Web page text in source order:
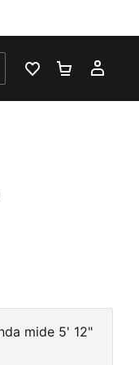
LISTA DE
mide 5' 12"